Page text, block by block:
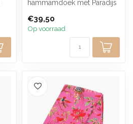
hammamdoek met Paradijs
sfeer brengt...
€39,50
Op voorraad